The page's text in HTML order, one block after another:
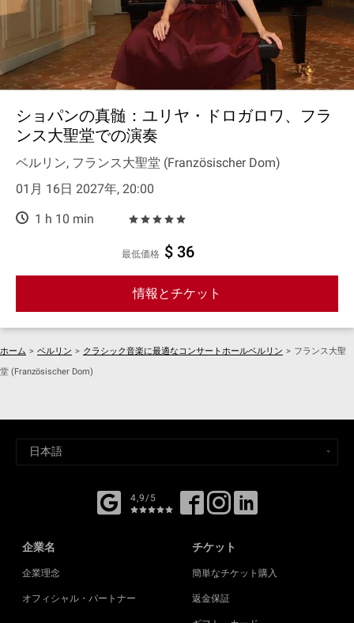
ショパンの真髄：ユリヤ・ドロガロワ、フラ
ンス大聖堂での演奏
ベルリン, フランス大聖堂 (Französischer Dom)
01月 16日 2027年, 20:00
1 h 10 min
最低価格 $ 36
情報とチケット
ホーム > ベルリン > クラシック音楽に最適なコンサートホールベルリン > フランス大聖
堂 (Französischer Dom)
4,9/5
企業名
企業理念
オフィシャル・パートナー
チケット
簡単なチケット購入
返金保証